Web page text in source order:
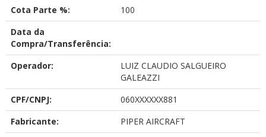
Cota Parte %:
100
Data da
Compra/Transferência:
Operador:
LUIZ CLAUDIO SALGUEIRO
GALEAZZI
CPF/CNPJ:
060XXXXXX881
Fabricante:
PIPER AIRCRAFT